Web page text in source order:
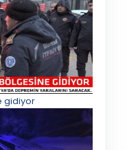
gidiyor